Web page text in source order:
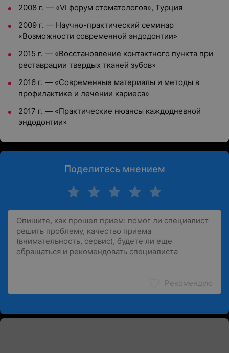
2008 г. — «VI форум стоматологов», Турция
2009 г. — Научно-практический семинар
«Возможности современной эндодонтии»
2015 г. — «Восстановление контактного пункта при
реставрации твердых тканей зубов»
2016 г. — «Современные материалы и методы в
профилактике и лечении кариеса»
2017 г. — «Практические нюансы каждодневной
эндодонтии»
Поделитесь мнением
Рекомендую